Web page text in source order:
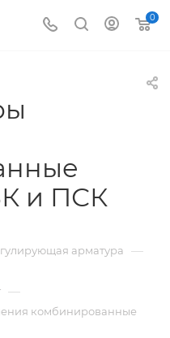
0
и ПСК
арматура —
—
комбинированные